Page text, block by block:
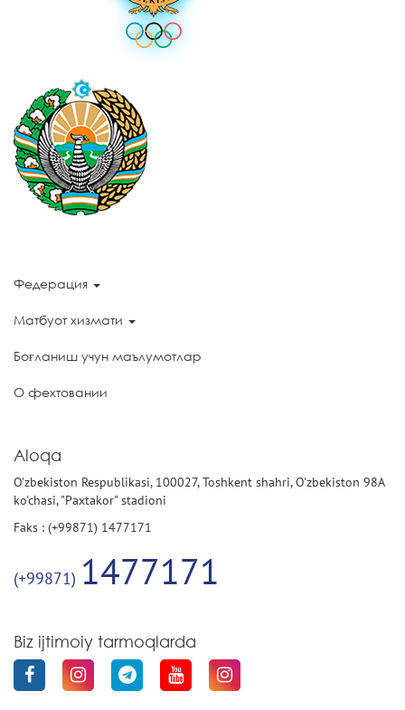
Федерация
Матбуот хизмати
Боғланиш учун маълумотлар
О фехтовании
Aloqa
O'zbekiston Respublikasi, 100027, Toshkent shahri, O'zbekiston 98A
ko'chasi, "Paxtakor" stadioni
Faks : (+99871) 1477171
(+99871) 1477171
Biz ijtimoiy tarmoqlarda